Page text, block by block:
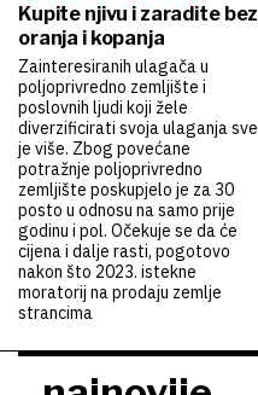
Kupite njivu i zaradite bez
oranja i kopanja
Zainteresiranih ulagača u
poljoprivredno zemljište i
poslovnih ljudi koji žele
diverzificirati svoja ulaganja sve
je više. Zbog povećane
potražnje poljoprivredno
zemljište poskupjelo je za 30
posto u odnosu na samo prije
godinu i pol. Očekuje se da će
cijena i dalje rasti, pogotovo
nakon što 2023. istekne
moratorij na prodaju zemlje
strancima